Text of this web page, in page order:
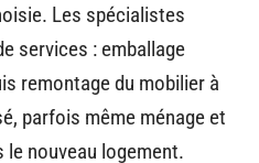
Les spécialistes
services : emballage
remontage du mobilier à
parfois même ménage et
nouveau logement.